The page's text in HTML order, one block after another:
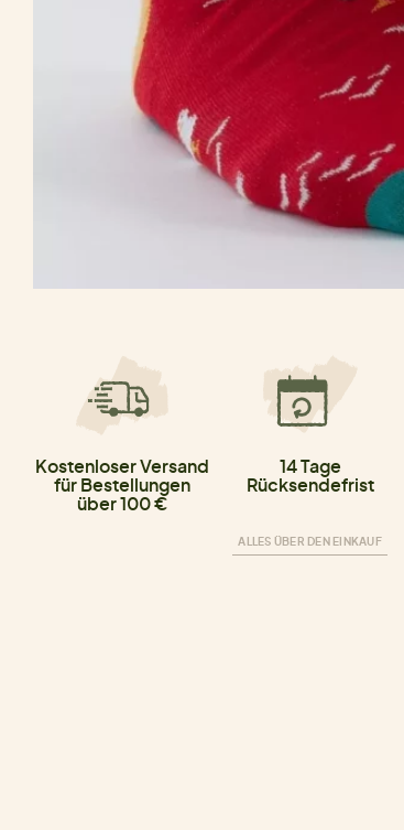
Kostenloser Versand
für Bestellungen
über 100 €
14 Tage
Rücksendefrist
ALLES ÜBER DEN EINKAUF